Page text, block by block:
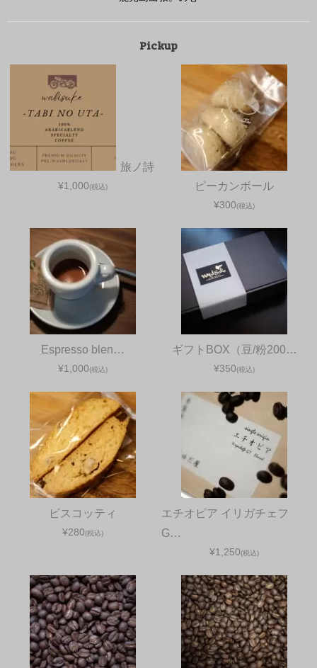
Pickup
旅ノ詩
¥1,000(税込) ピーカンボール
¥300(税込)
Espresso blen…
¥1,000(税込)
ギフトBOX（豆/粉200…
¥350(税込)
ビスコッティ
¥280(税込)
エチオピア イリガチェフ
G…
¥1,250(税込)